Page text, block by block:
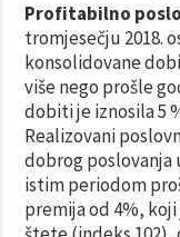
Profitabilno
tromjesečju 2018.
konsolidovane
više nego prošle
dobiti je iznosila 5
Realizovani
dobrog poslovanja
istim periodom
premija od 4%,